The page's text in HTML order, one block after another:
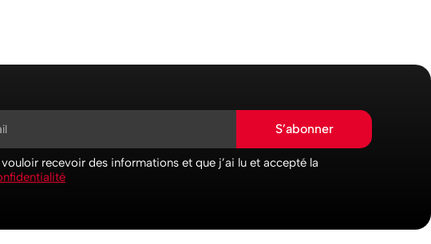
S’abonner
recevoir des informations et que j’ai lu et accepté la